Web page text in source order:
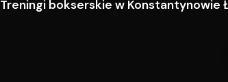
Treningi bokserskie w